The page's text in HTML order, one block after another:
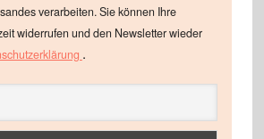
verarbeiten. Sie können Ihre
widerrufen und den Newsletter wieder
.